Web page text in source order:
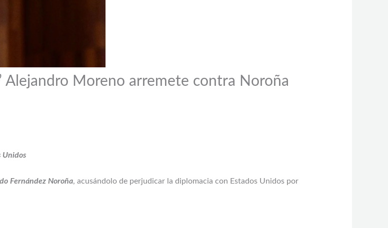
Alejandro Moreno arremete contra Noroña
Unidos
Fernández Noroña, acusándolo de perjudicar la diplomacia con Estados Unidos por